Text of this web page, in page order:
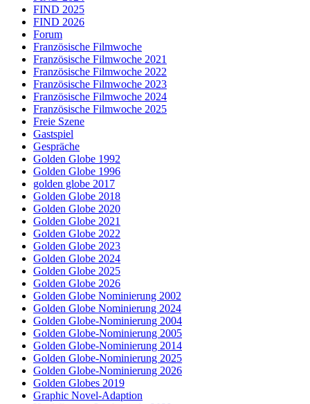
FIND 2025
FIND 2026
Forum
Französische Filmwoche
Französische Filmwoche 2021
Französische Filmwoche 2022
Französische Filmwoche 2023
Französische Filmwoche 2024
Französische Filmwoche 2025
Freie Szene
Gastspiel
Gespräche
Golden Globe 1992
Golden Globe 1996
golden globe 2017
Golden Globe 2018
Golden Globe 2020
Golden Globe 2021
Golden Globe 2022
Golden Globe 2023
Golden Globe 2024
Golden Globe 2025
Golden Globe 2026
Golden Globe Nominierung 2002
Golden Globe Nominierung 2024
Golden Globe-Nominierung 2004
Golden Globe-Nominierung 2005
Golden Globe-Nominierung 2014
Golden Globe-Nominierung 2025
Golden Globe-Nominierung 2026
Golden Globes 2019
Graphic Novel-Adaption